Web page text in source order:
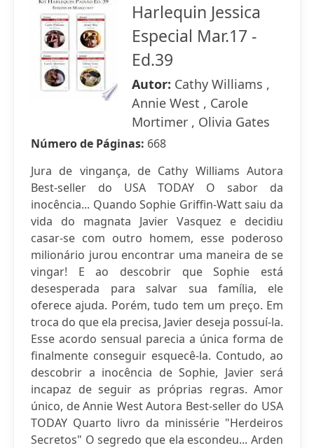
Harlequin Jessica
Especial Mar.17 -
Ed.39
Autor: Cathy Williams ,
Annie West , Carole
Mortimer , Olivia Gates
Número de Páginas: 668
Jura de vingança, de Cathy Williams Autora
Best-seller do USA TODAY O sabor da
inocência... Quando Sophie Griffin-Watt saiu da
vida do magnata Javier Vasquez e decidiu
casar-se com outro homem, esse poderoso
milionário jurou encontrar uma maneira de se
vingar! E ao descobrir que Sophie está
desesperada para salvar sua família, ele
oferece ajuda. Porém, tudo tem um preço. Em
troca do que ela precisa, Javier deseja possuí-la.
Esse acordo sensual parecia a única forma de
finalmente conseguir esquecê-la. Contudo, ao
descobrir a inocência de Sophie, Javier será
incapaz de seguir as próprias regras. Amor
único, de Annie West Autora Best-seller do USA
TODAY Quarto livro da minissérie "Herdeiros
Secretos" O segredo que ela escondeu... Arden